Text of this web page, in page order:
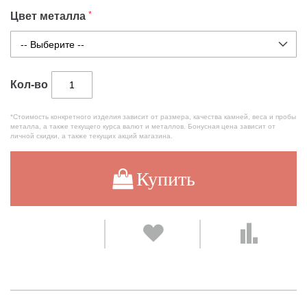
Цвет металла
Кол-во
*Стоимость конкретного изделия зависит от размера, качества камней, веса и пробы
металла, а также текущего курса валют и металлов. Бонусная цена зависит от
личной скидки, а также текущих акций магазина.
Купить